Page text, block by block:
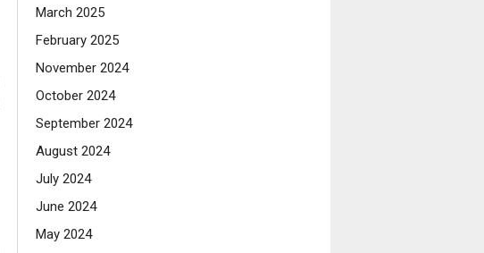
March 2025
February 2025
November 2024
October 2024
September 2024
August 2024
July 2024
June 2024
May 2024